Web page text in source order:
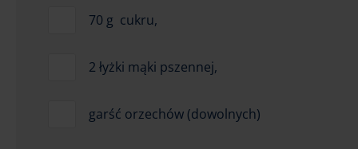
70 g cukru,
2 łyżki mąki pszennej,
garść orzechów (dowolnych)